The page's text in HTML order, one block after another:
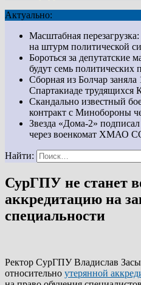
Актуально:
Масштабная
на штурм политической
Бороться за
будут семь политических
Сборная из Болчар
Спартакиаде трудящихся
Скандально известный
контракт с Минобороны
Звезда «Дома-2»
через военкомат ХМАО
Найти:
СурГПУ не станет
аккредитацию на
специальности
Ректор СурГПУ Владислав
относительно утерянной